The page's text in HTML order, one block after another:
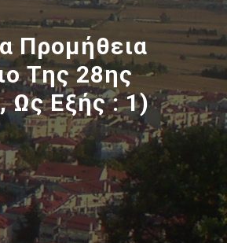
Προμήθεια
Της 28ης
Ως Εξής : 1)